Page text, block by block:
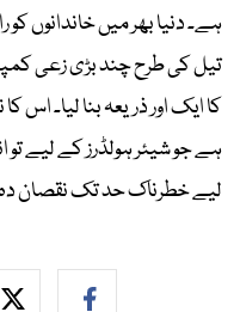
ہے۔ دنیا بھر میں خاندانوں کو
تیل کی طرح چند بڑی زعی
کا ایک اور ذریعہ بنا لیا۔ اس
ہے جو شیئر ہولڈرز کے لیے
لیے خطرناک حد تک نقصان